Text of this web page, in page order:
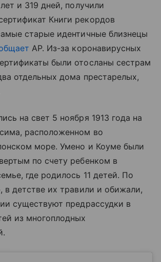
и 319 дней, получили
Книги рекордов
старые идентичные близнецы
AP. Из-за коронавирусных
были отосланы сестрам
отдельных дома престарелых,
на свет 5 ноября 1913 года на
расположенном во
море. Умено и Коуме были
по счету ребенком в
где родилось 11 детей. По
в детстве их травили и обижали,
существуют предрассудки в
из многоплодных